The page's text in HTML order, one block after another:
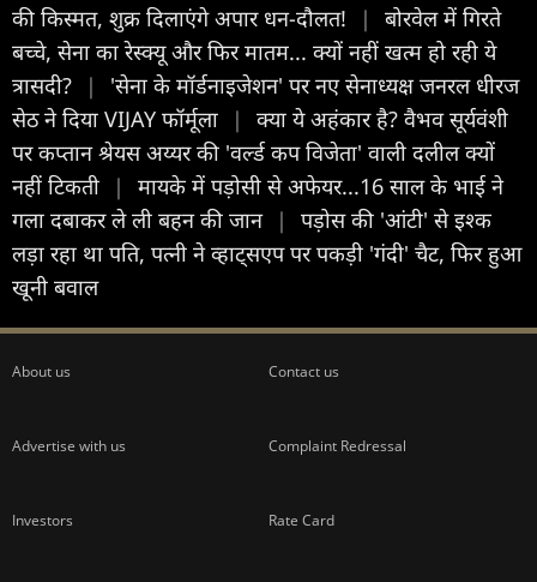
की किस्मत, शुक्र दिलाएंगे अपार धन-दौलत!
|
बोरवेल में गिरते
बच्चे, सेना का रेस्क्यू और फिर मातम... क्यों नहीं खत्म हो रही ये
त्रासदी?
|
'सेना के मॉर्डनाइजेशन' पर नए सेनाध्यक्ष जनरल धीरज
सेठ ने दिया VIJAY फॉर्मूला
|
क्या ये अहंकार है? वैभव सूर्यवंशी
पर कप्तान श्रेयस अय्यर की 'वर्ल्ड कप विजेता' वाली दलील क्यों
नहीं टिकती
|
मायके में पड़ोसी से अफेयर...16 साल के भाई ने
गला दबाकर ले ली बहन की जान |
पड़ोस की 'आंटी' से इश्क
लड़ा रहा था पति, पत्नी ने व्हाट्सएप पर पकड़ी 'गंदी' चैट, फिर हुआ
खूनी बवाल
About us Contact us
Advertise with us Complaint Redressal
Investors Rate Card